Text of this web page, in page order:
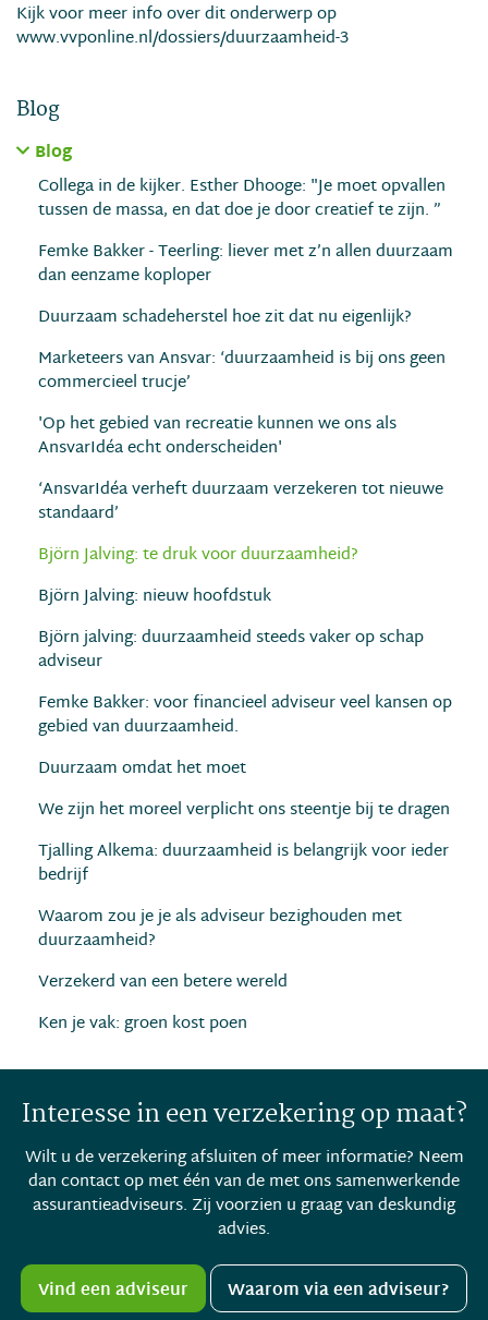
Kijk voor meer info over dit onderwerp op
www.vvponline.nl/dossiers/duurzaamheid-3
Blog
Blog
Collega in de kijker. Esther Dhooge: "Je moet opvallen
tussen de massa, en dat doe je door creatief te zijn. ”
Femke Bakker - Teerling: liever met z’n allen duurzaam
dan eenzame koploper
Duurzaam schadeherstel hoe zit dat nu eigenlijk?
Marketeers van Ansvar: ‘duurzaamheid is bij ons geen
commercieel trucje’
'Op het gebied van recreatie kunnen we ons als
AnsvarIdéa echt onderscheiden'
‘AnsvarIdéa verheft duurzaam verzekeren tot nieuwe
standaard’
Björn Jalving: te druk voor duurzaamheid?
Björn Jalving: nieuw hoofdstuk
Björn jalving: duurzaamheid steeds vaker op schap
adviseur
Femke Bakker: voor financieel adviseur veel kansen op
gebied van duurzaamheid.
Duurzaam omdat het moet
We zijn het moreel verplicht ons steentje bij te dragen
Tjalling Alkema: duurzaamheid is belangrijk voor ieder
bedrijf
Waarom zou je je als adviseur bezighouden met
duurzaamheid?
Verzekerd van een betere wereld
Ken je vak: groen kost poen
Interesse in een verzekering op maat?
Wilt u de verzekering afsluiten of meer informatie? Neem
dan contact op met één van de met ons samenwerkende
assurantieadviseurs. Zij voorzien u graag van deskundig
advies.
Vind een adviseur Waarom via een adviseur?